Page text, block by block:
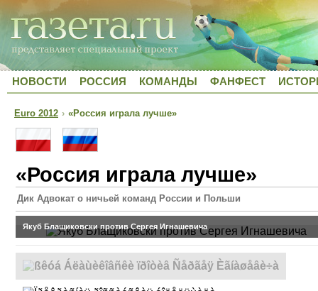
НОВОСТИ РОССИЯ КОМАНДЫ ФАНФЕСТ
Euro 2012 › «Россия играла лучше»
«Россия играла лучше»
Дик Адвокат о ничьей команд России и Польши
Якуб Блащиковски против Сергея Игнашевича